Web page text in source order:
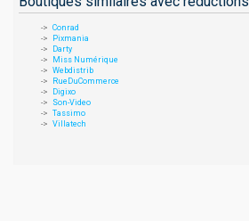
Conrad
Pixmania
Darty
Miss Numérique
Webdistrib
RueDuCommerce
Digixo
Son-Video
Tassimo
Villatech